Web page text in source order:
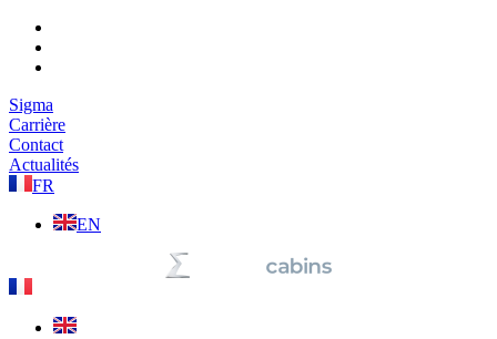
Sigma
Carrière
Contact
Actualités
FR
EN